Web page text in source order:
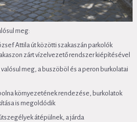
meg:
Attila út közötti szakaszán parkolók
zárt vízelvezető rendszer kiépítésével
meg, a buszöböl és a peron burkolatai
környezetének rendezése, burkolatok
is megoldódik
átépülnek, a járda